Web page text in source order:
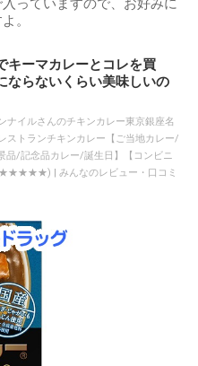
っていますので、お好みに
。
キーマカレーとコレを買
ならないくらい美味しいの
ナイルさんのチキンカレー東京銀座名
ストランチキンカレー【ご当地カレー/
品/記念品カレー/誕生日】【コンビニ
| みんなのレビュー・口コミ